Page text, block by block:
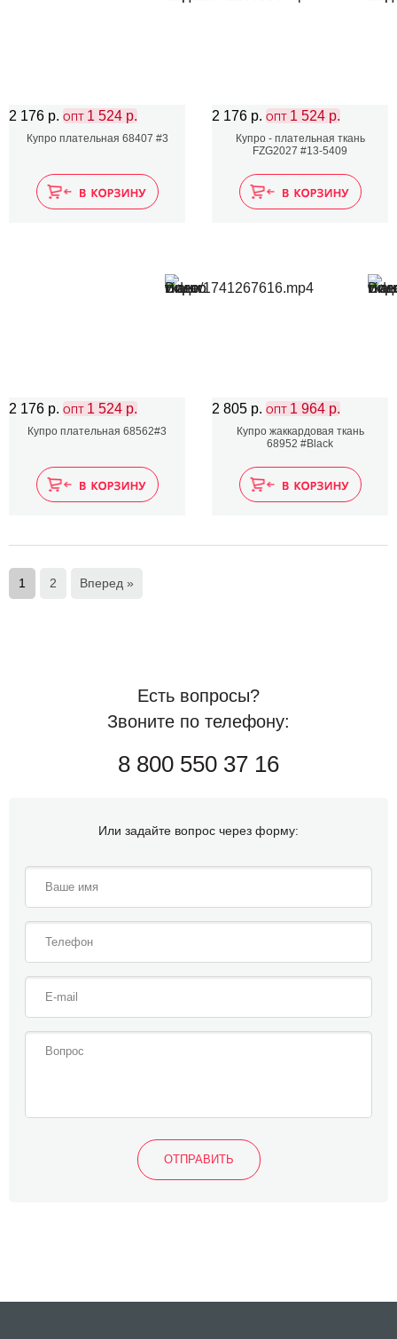
2 176 р. ОПТ 1 524 р.
Купро плательная 68407 #3
2 176 р. ОПТ 1 524 р.
Купро - плательная ткань
FZG2027 #13-5409
2 176 р. ОПТ 1 524 р.
Купро плательная 68562#3
2 805 р. ОПТ 1 964 р.
Купро жаккардовая ткань
68952 #Black
1 2 Вперед »
Есть вопросы?
Звоните по телефону:
8 800 550 37 16
Или задайте вопрос через форму: